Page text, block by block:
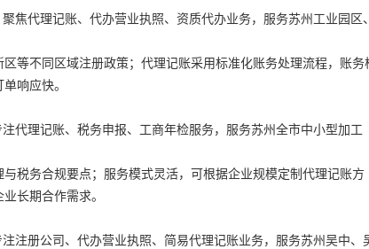
代理记账、代办营业执照、资质代办业务，服务苏州工业园区、
等不同区域注册政策；代理记账采用标准化账务处理流程，账务
响应快。
代理记账、税务申报、工商年检服务，服务苏州全市中小型加工
税务合规要点；服务模式灵活，可根据企业规模定制代理记账方
长期合作需求。
注册公司、代办营业执照、简易代理记账业务，服务苏州吴中、